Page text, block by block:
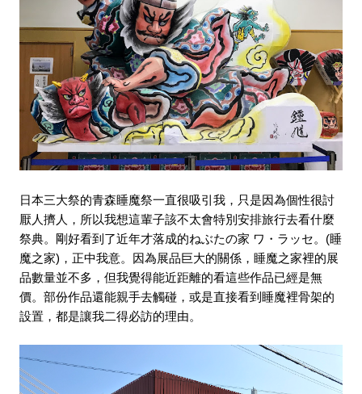
日本三大祭的青森睡魔祭一直很吸引我，只是因為個性很討
厭人擠人，所以我想這輩子該不太會特別安排旅行去看什麼
祭典。剛好看到了近年才落成的ねぶたの家 ワ・ラッセ。(睡
魔之家)，正中我意。因為展品巨大的關係，睡魔之家裡的展
品數量並不多，但我覺得能近距離的看這些作品已經是無
價。部份作品還能親手去觸碰，或是直接看到睡魔裡骨架的
設置，都是讓我二得必訪的理由。